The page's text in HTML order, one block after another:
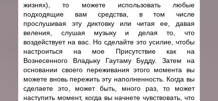
жизнях), то можете использовать любые
подходящие вам средства, в том числе
прослушивая эту диктовку или читая ее, давая
веления, слушая музыку и делая то, что
воздействует на вас. Но сделайте это усилие, чтобы
настроиться на мое Присутствие как на
Вознесенного Владыку Гаутаму Будду. Затем на
основании своего переживания этого момента вы
можете вновь пережить эту наполненность. Когда вы
сделаете это, может быть, много раз, то может
наступить момент, когда вы начнете чувствовать, что